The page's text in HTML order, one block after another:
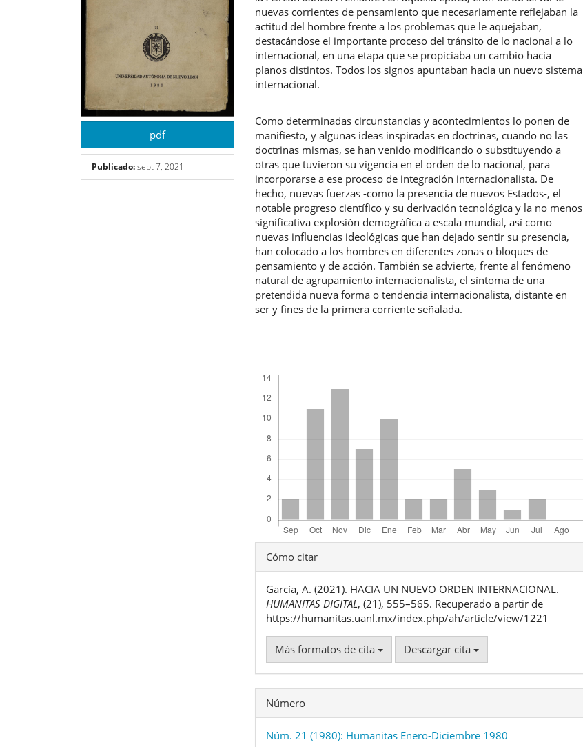
pdf
Publicado:sept 7, 2021
nuevas corrientes de pensamiento que necesariamente reflejaban la
actitud del hombre frente a los problemas que le aquejaban,
destacándose el importante proceso del tránsito de lo nacional a lo
internacional, en una etapa que se propiciaba un cambio hacia
planos distintos. Todos los signos apuntaban hacia un nuevo sistema
internacional.
Como determinadas circunstancias y acontecimientos lo ponen de
manifiesto, y algunas ideas inspiradas en doctrinas, cuando no las
doctrinas mismas, se han venido modificando o substituyendo a
otras que tuvieron su vigencia en el orden de lo nacional, para
incorporarse a ese proceso de integración internacionalista. De
hecho, nuevas fuerzas -como la presencia de nuevos Estados-, el
notable progreso científico y su derivación tecnológica y la no menos
significativa explosión demográfica a escala mundial, así como
nuevas influencias ideológicas que han dejado sentir su presencia,
han colocado a los hombres en diferentes zonas o bloques de
pensamiento y de acción. También se advierte, frente al fenómeno
natural de agrupamiento internacionalista, el síntoma de una
pretendida nueva forma o tendencia internacionalista, distante en
ser y fines de la primera corriente señalada.
Detalles
del
artículo
Cómo citar
García, A. (2021). HACIA UN NUEVO ORDEN INTERNACIONAL.
HUMANITAS DIGITAL, (21), 555–565. Recuperado a partir de
https://humanitas.uanl.mx/index.php/ah/article/view/1221
Más formatos de cita Descargar cita
Número
Núm. 21 (1980): Humanitas Enero-Diciembre 1980